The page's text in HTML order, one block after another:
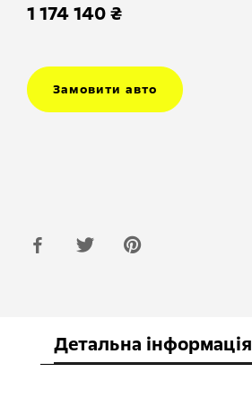
1 174 140 ₴
Замовити авто
Детальна інформація